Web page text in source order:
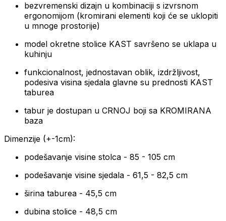
bezvremenski dizajn u kombinaciji s izvrsnom
ergonomijom (kromirani elementi koji će se uklopiti
u mnoge prostorije)
model okretne stolice KAST savršeno se uklapa u
kuhinju
funkcionalnost, jednostavan oblik, izdržljivost,
podesiva visina sjedala glavne su prednosti KAST
taburea
tabur je dostupan u CRNOJ boji sa KROMIRANA
baza
Dimenzije (+-1cm):
podešavanje visine stolca - 85 - 105 cm
podešavanje visine sjedala - 61,5 - 82,5 cm
širina taburea - 45,5 cm
dubina stolice - 48,5 cm